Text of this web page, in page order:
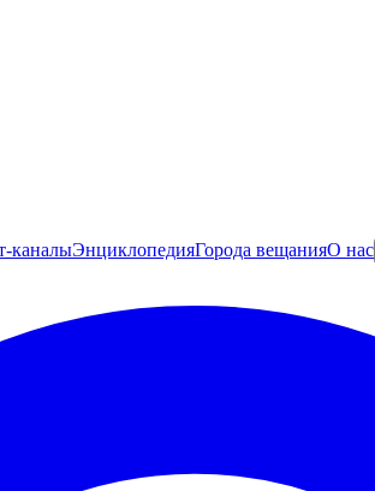
каналыЭнциклопедияГорода вещанияО нас